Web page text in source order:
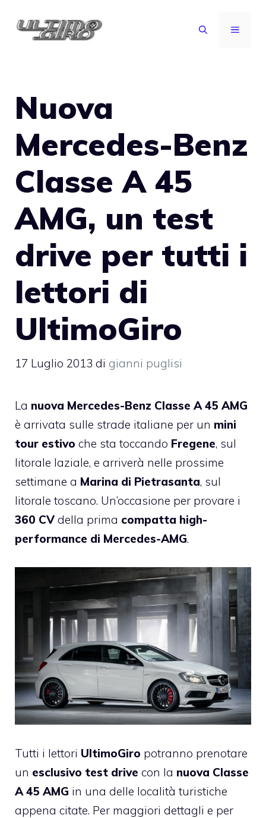
MENU
Nuova
Mercedes-Benz
Classe A 45
AMG, un test
drive per tutti i
lettori di
UltimoGiro
17 Luglio 2013 di gianni puglisi
La nuova Mercedes-Benz Classe A 45 AMG
è arrivata sulle strade italiane per un mini
tour estivo che sta toccando Fregene, sul
litorale laziale, e arriverà nelle prossime
settimane a Marina di Pietrasanta, sul
litorale toscano. Un’occasione per provare i
360 CV della prima compatta high-
performance di Mercedes-AMG.
Tutti i lettori UltimoGiro potranno prenotare
un esclusivo test drive con la nuova Classe
A 45 AMG in una delle località turistiche
appena citate. Per maggiori dettagli e per